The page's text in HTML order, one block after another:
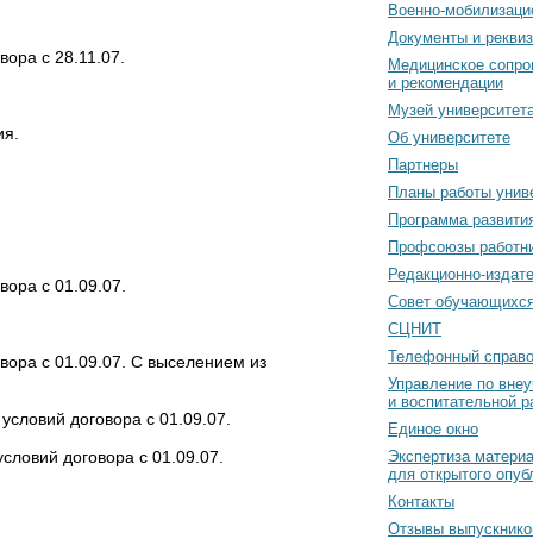
с 28.11.07.
с 01.09.07.
с 01.09.07. С выселением из
договора с 01.09.07.
договора с 01.09.07.
Военно-
Документы и
Медицинское
и рекомендации
Музей
Об университете
Партнеры
Планы работы
Программа
Профсоюзы
Редакционно-
Cовет
СЦНИТ
Телефонный
Управление по
и воспитательной
Единое окно
Экспертиза
для открытого
Контакты
Отзывы